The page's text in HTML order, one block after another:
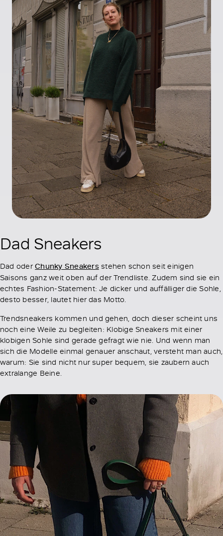
Dad Sneakers
Dad oderChunky Sneakersstehen schon seit einigen
Saisons ganz weit oben auf der Trendliste. Zudem sind sie ein
echtes Fashion-Statement: Je dicker und auffälliger die Sohle,
desto besser, lautet hier das Motto.
Trendsneakers kommen und gehen, doch dieser scheint uns
noch eine Weile zu begleiten: Klobige Sneakers mit einer
klobigen Sohle sind gerade gefragt wie nie. Und wenn man
sich die Modelle einmal genauer anschaut, versteht man auch,
warum: Sie sind nicht nur super bequem, sie zaubern auch
extralange Beine.